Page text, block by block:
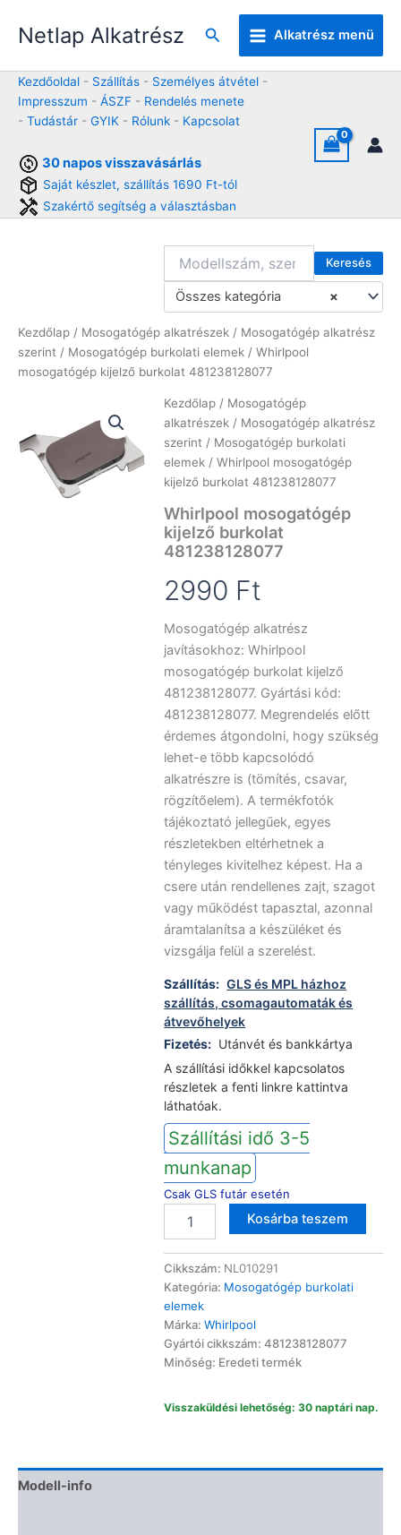
Netlap Alkatrész Keresés Alkatrész menü
Kezdőoldal - Szállítás - Személyes átvétel -
Impresszum - ÁSZF - Rendelés menete
- Tudástár - GYIK - Rólunk - Kapcsolat
30 napos visszavásárlás
Saját készlet, szállítás 1690 Ft-tól
Szakértő segítség a választásban
Keresés
×
Összes kategória
Kezdőlap / Mosogatógép alkatrészek / Mosogatógép alkatrész
szerint / Mosogatógép burkolati elemek / Whirlpool
mosogatógép kijelző burkolat 481238128077
Kezdőlap / Mosogatógép
alkatrészek / Mosogatógép alkatrész
szerint / Mosogatógép burkolati
elemek / Whirlpool mosogatógép
kijelző burkolat 481238128077
Whirlpool mosogatógép
kijelző burkolat
481238128077
2990 Ft
Mosogatógép alkatrész
javításokhoz: Whirlpool
mosogatógép burkolat kijelző
481238128077. Gyártási kód:
481238128077. Megrendelés előtt
érdemes átgondolni, hogy szükség
lehet-e több kapcsolódó
alkatrészre is (tömítés, csavar,
rögzítőelem). A termékfotók
tájékoztató jellegűek, egyes
részletekben eltérhetnek a
tényleges kivitelhez képest. Ha a
csere után rendellenes zajt, szagot
vagy működést tapasztal, azonnal
áramtalanítsa a készüléket és
vizsgálja felül a szerelést.
Szállítás: GLS és MPL házhoz
szállítás, csomagautomaták és
átvevőhelyek
Fizetés: Utánvét és bankkártya
A szállítási időkkel kapcsolatos
részletek a fenti linkre kattintva
láthatóak.
Szállítási idő 3-5
munkanap
Csak GLS futár esetén
mosogatógép
burkolat
481238128077
mennyiség
Kosárba teszem
Cikkszám: NL010291
Kategória: Mosogatógép burkolati
elemek
Márka:Whirlpool
Gyártói cikkszám: 481238128077
Minőség: Eredeti termék
Visszaküldési lehetőség: 30 naptári nap.
Modell-info